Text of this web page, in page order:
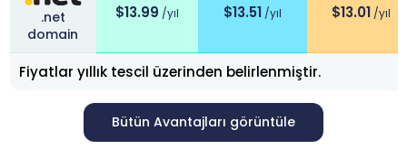
.net
domain
$13.99 /yıl $13.51 /yıl $13.01 /yıl
Fiyatlar yıllık tescil üzerinden belirlenmiştir.
Bütün Avantajları görüntüle